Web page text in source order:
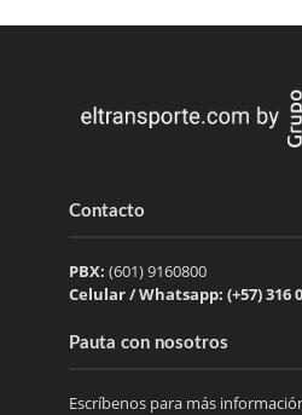
Contacto
PBX: (601) 9160800
Celular / Whatsapp: (+57) 316
Pauta con nosotros
Escríbenos para más